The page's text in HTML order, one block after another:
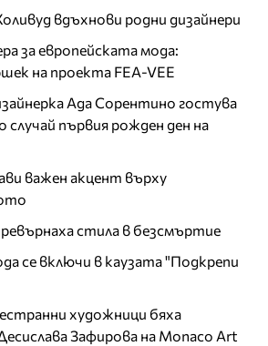
вдъхнови родни дизайнери
за европейската мода:
на проекта FEA-VEE
Ада Сорентино гостува
случай първия рожден ден на
важен акцент върху
стила в безсмъртие
се включи в каузата "Подкрепи
художници бяха
Зафирова на Monaco Art